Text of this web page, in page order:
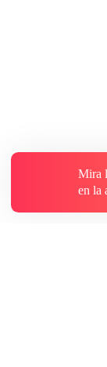
Mira
en la